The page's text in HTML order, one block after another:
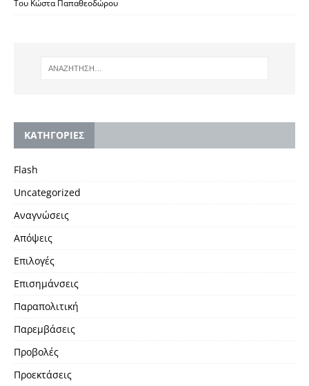
Του Κώστα Παπαθεοδώρου
KΑΤΗΓΟΡΙΕΣ
Flash
Uncategorized
Αναγνώσεις
Απόψεις
Επιλογές
Επισημάνσεις
Παραπολιτική
Παρεμβάσεις
Προβολές
Προεκτάσεις